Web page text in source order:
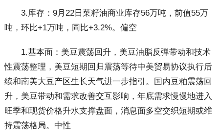
3.库存：9月22日菜籽油商业库存56万吨，前值55万
吨，环比+1万吨，同比+3.2%。偏空
1.基本面：美豆震荡回升，美豆油脂反弹带动和技术
性震荡整理，美豆短期回归震荡等待中美贸易协议执行后
续和南美大豆产区生长天气进一步指引。国内豆粕震荡回
升，美豆带动和需求改善交互影响，年底需求慢慢地进入
旺季和现货价格升水支撑盘面，消息面多空交织短期或维
持震荡格局。中性